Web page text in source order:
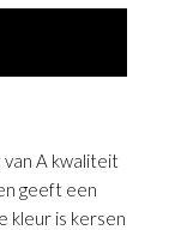
A kwaliteit
geeft een
kleur is kersen